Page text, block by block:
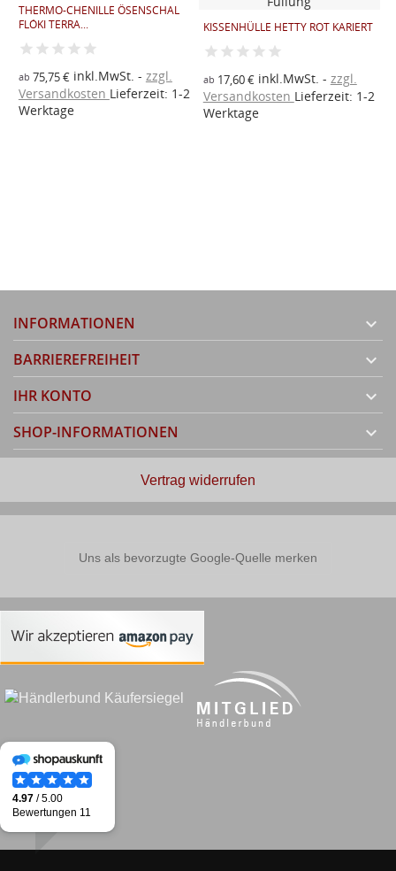
THERMO-CHENILLE ÖSENSCHAL
FLÓKI TERRA...
ab 75,75 €inkl.MwSt.
zzgl.
Versandkosten Lieferzeit: 1-2
Werktage
KISSENHÜLLE HETTY ROT KARIERT
ab 17,60 €inkl.MwSt.
zzgl.
Versandkosten Lieferzeit: 1-2
Werktage
INFORMATIONEN 
BARRIEREFREIHEIT 
IHR KONTO 
SHOP-INFORMATIONEN 
Vertrag widerrufen
Uns als bevorzugte Google-Quelle merken